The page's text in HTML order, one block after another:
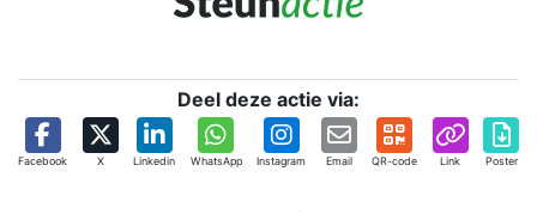
Deel deze actie via:
Facebook X Linkedin WhatsApp Instagram Email QR-code Link Poster